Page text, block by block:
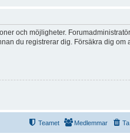
och möjligheter.
du registrerar dig. Försäkra dig
Medlemmar
Teamet